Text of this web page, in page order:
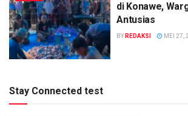
di Konawe,
Antusias
BY REDAKSI MEI 27,
Stay Connected test